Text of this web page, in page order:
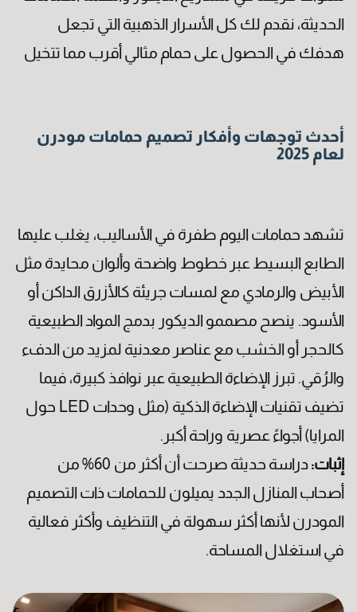
تاريخ الميلاد
الحديثة، نقدم لك كل الأسرار الذهبية التي تجعل
هدفك في الحصول على حمام مثالي أقرب مما تتخيل
أحدث توجهات وأفكار تصميم حمامات مودرن
لعام 2025
تشهد حمامات اليوم طفرة في الأساليب، يغلب عليها
الطابع البسيط عبر خطوط واضحة وألوان محايدة مثل
الأبيض والرمادي مع لمسات جريئة كالأزرق الداكن أو
الأسود. ينصح مصممو الديكور بدمج المواد الطبيعية
كالحجر أو الخشب مع عناصر معدنية لمزيد من الدفء
والرُقي. تبرز الإضاءة الطبيعية عبر نوافذ كبيرة، فيما
تضيف تقنيات الإضاءة الذكية (مثل وحدات LED حول
المرايا) أجواءً عصرية وراحة أكبر.
إثبات:
دراسة حديثة صرحت أن أكثر من 60% من
أصحاب المنازل الجدد يميلون للحمامات ذات التصميم
المودرن لأنها أكثر سهولة في التنظيف وأكثر فعالية
في استغلال المساحة.